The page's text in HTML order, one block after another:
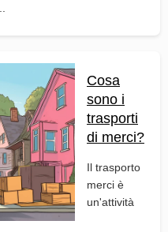
Cosa
sono i
trasporti
di merci?
Il trasporto
merci è
un'attività